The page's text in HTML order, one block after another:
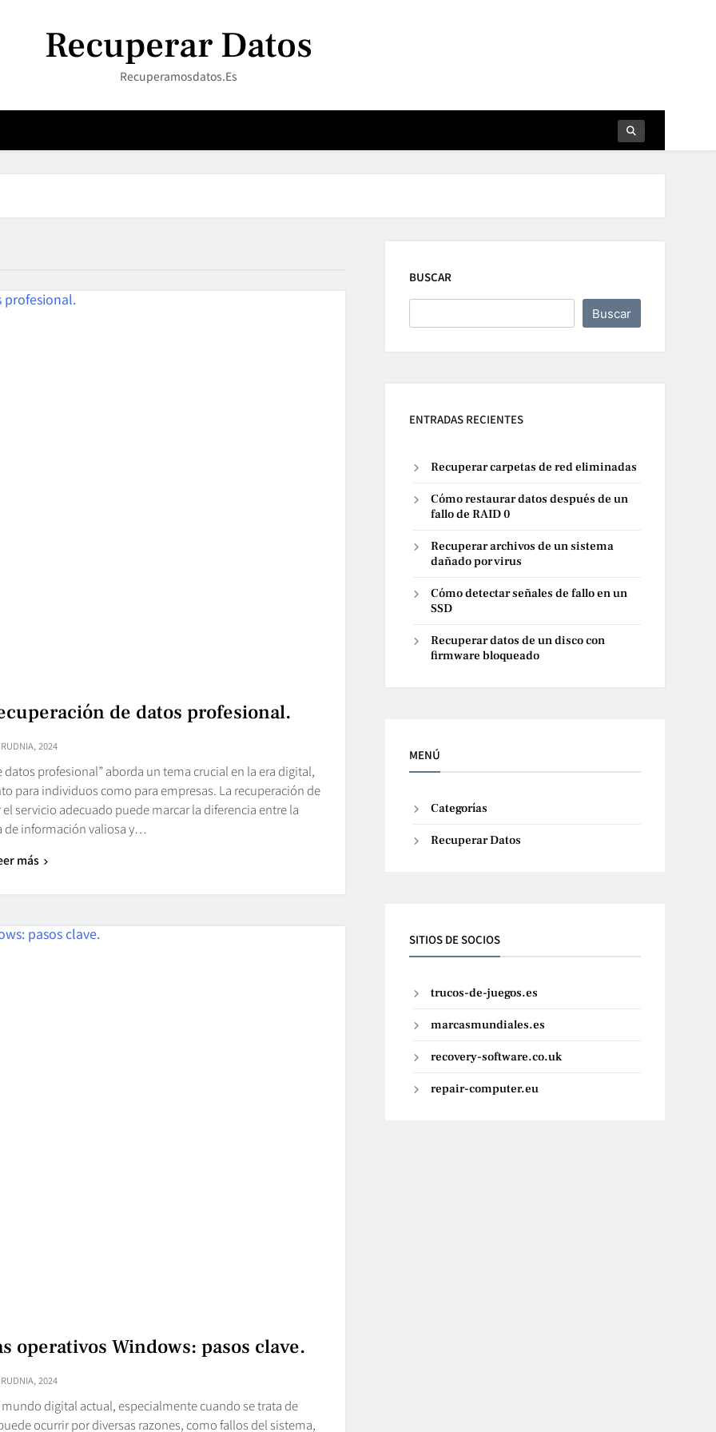
Recuperar Datos
Recuperamosdatos.es
de datos profesional.
2024
profesional” aborda un tema crucial en la era digital,
para individuos como para empresas. La recuperación de
servicio adecuado puede marcar la diferencia entre la
de información valiosa y…
más
operativos Windows: pasos clave.
2024
digital actual, especialmente cuando se trata de
ocurrir por diversas razones, como fallos del sistema,
BUSCAR
Buscar
ENTRADAS RECIENTES
Recuperar carpetas de red eliminadas
Cómo restaurar datos después de un
fallo de RAID 0
Recuperar archivos de un sistema
dañado por virus
Cómo detectar señales de fallo en un
SSD
Recuperar datos de un disco con
firmware bloqueado
MENÚ
Categorías
Recuperar Datos
SITIOS DE SOCIOS
trucos-de-juegos.es
marcasmundiales.es
recovery-software.co.uk
repair-computer.eu